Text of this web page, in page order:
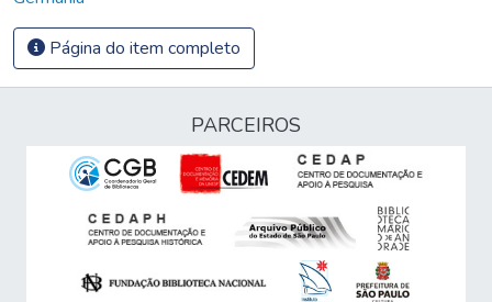
Página do item completo
PARCEIROS